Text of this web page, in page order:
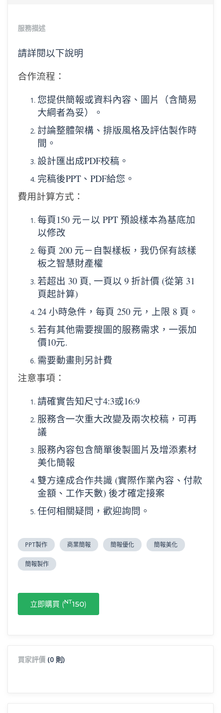
服務描述
請詳閱以下說明
合作流程：
您提供簡報或資料內容、圖片（含簡易
大綱者為妥）。
討論整體架構、排版風格及評估製作時
間。
設計匯出成PDF校稿。
完稿後PPT、PDF給您。
費用計算方式：
每頁150 元－以 PPT 預設樣本為基底加
以修改
每頁 200 元－自製樣板，我仍保有該樣
板之智慧財產權
若超出 30 頁, 一頁以 9 折計價 (從第 31
頁起計算)
24 小時急件，每頁 250 元，上限 8 頁。
若有其他需要搜圖的服務需求，一張加
價10元.
需要動畫則另計費
注意事項：
請確實告知尺寸4:3或16:9
服務含一次重大改變及兩次校稿，可再
議
服務內容包含簡單後製圖片及增添素材
美化簡報
雙方達成合作共識 (實際作業內容、付款
金額、工作天數) 後才確定接案
任何相關疑問，歡迎詢問。
PPT製作 商業簡報 簡報優化 簡報美化
簡報製作
立即購買 (NT150)
買家評價 (0 則)